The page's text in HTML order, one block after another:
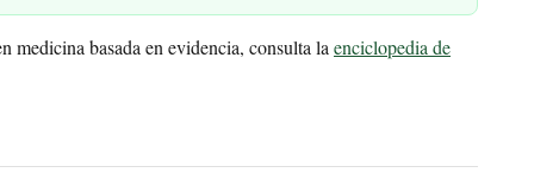
medicina basada en evidencia, consulta la enciclopedia de